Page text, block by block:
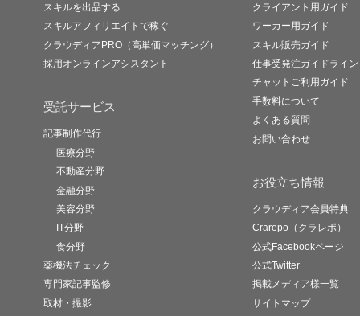
スキルを出品する
スキルアフィリエイトで稼ぐ
クラウディアPRO（高単価マッチング）
採用オンラインアシスタント
受託サービス
記事制作代行
医療分野
不動産分野
金融分野
美容分野
IT分野
食分野
薬機法チェック
専門家記事監修
取材・撮影
クライアント用ガイド
ワーカー用ガイド
スキル販売ガイド
仕事受発注ガイドライン
チャットご利用ガイド
手数料について
よくある質問
お問い合わせ
お役立ち情報
クラウディア会員特典
Crarepo（クラレポ）
公式Facebookページ
公式Twitter
掲載メディア様一覧
サイトマップ